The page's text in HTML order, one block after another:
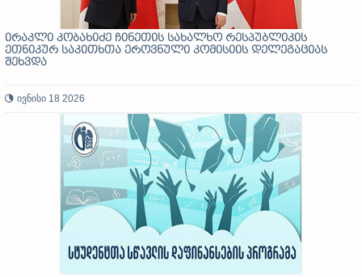
ირაკლი კობახიძე ჩინეთის სახალხო რესპუბლიკის
ეთნიკურ საკითხთა ეროვნული კომისიის დელეგაციას
შეხვდა
ივნისი 18 2026